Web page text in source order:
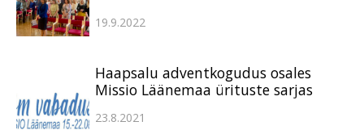
19.9.2022
Haapsalu adventkogudus osales
Missio Läänemaa ürituste sarjas
23.8.2021